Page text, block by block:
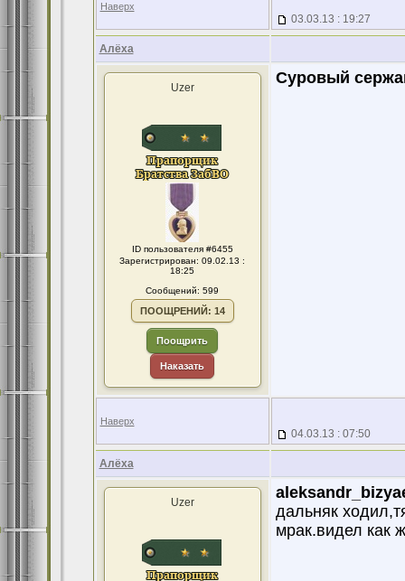
Наверх
03.03.13 : 19:27
Алёха
Uzer
ID пользователя #6455
Зарегистрирован: 09.02.13 :
18:25
Сообщений: 599
ПООЩРЕНИЙ: 14
Поощрить
Наказать
Суровый
Наверх
04.03.13 : 07:50
Алёха
Uzer
дальняк
мрак.видел как